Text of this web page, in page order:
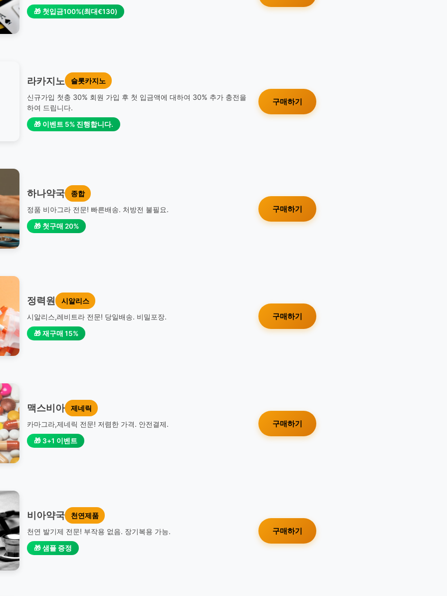
🎁 첫입금100%(최대€130)
라카지노
슬롯카지노
신규가입 첫충 30% 회원 가입 후 첫 입금액에 대하여 30% 추가 충전을
하여 드립니다.
🎁 이벤트 5% 진행합니다.
구매하기
하나약국
종합
정품 비아그라 전문! 빠른배송. 처방전 불필요.
🎁 첫구매 20%
구매하기
정력원
시알리스
시알리스,레비트라 전문! 당일배송. 비밀포장.
🎁 재구매 15%
구매하기
맥스비아
제네릭
카마그라,제네릭 전문! 저렴한 가격. 안전결제.
🎁 3+1 이벤트
구매하기
비아약국
천연제품
천연 발기제 전문! 부작용 없음. 장기복용 가능.
🎁 샘플 증정
구매하기